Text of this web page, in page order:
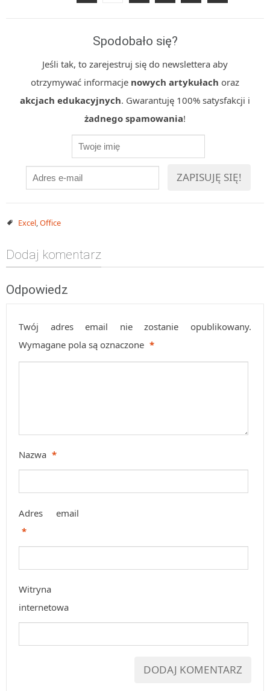
Spodobało się?
Jeśli tak, to zarejestruj się do newslettera aby
otrzymywać informacje nowych artykułach oraz
akcjach edukacyjnych. Gwarantuję 100% satysfakcji i
żadnego spamowania!
Excel,Office
Dodaj komentarz
Odpowiedz
Twój adres email nie zostanie opublikowany.
Wymagane pola są oznaczone *
Nazwa *
Adres email
*
Witryna
internetowa